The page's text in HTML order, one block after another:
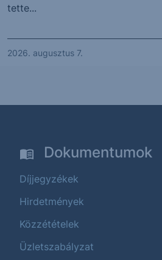
tette...
2026. augusztus 7.
Dokumentumok
Díjjegyzékek
Hirdetmények
Közzétételek
Üzletszabályzat